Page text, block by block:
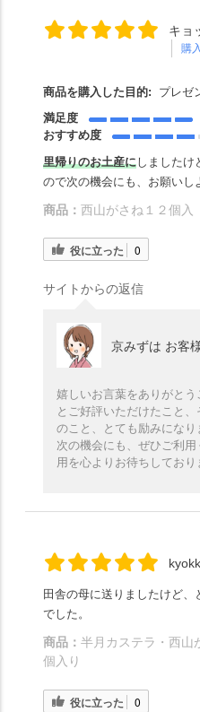
キョ
購
商品を購入した目的:
プレゼ
満足度
おすすめ度
里帰りのお土産にしましたけ
ので次の機会にも、お願いし
商品： 西山がさね１２個入
役に立った 0
サイトからの返信
京みずは お客
嬉しいお言葉をありがと
とご好評いただけたこと
のこと、とても励みにな
次の機会にも、ぜひご利
用を心よりお待ちしており
田舎の母に送りましたけど
でした。
商品： 半月カステラ・西山
個入り
役に立った 0